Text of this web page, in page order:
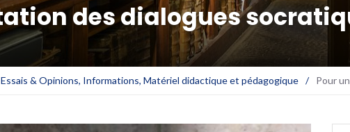
des dialogues
Essais & Opinions, Informations, Matériel didactique et pédagogique / Pour